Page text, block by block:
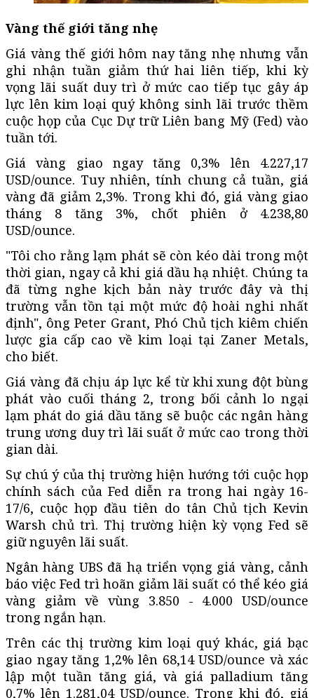
Vàng thế giới tăng nhẹ
Giá vàng thế giới hôm nay tăng nhẹ nhưng vẫn
ghi nhận tuần giảm thứ hai liên tiếp, khi kỳ
vọng lãi suất duy trì ở mức cao tiếp tục gây áp
lực lên kim loại quý không sinh lãi trước thềm
cuộc họp của Cục Dự trữ Liên bang Mỹ (Fed) vào
tuần tới.
Giá vàng giao ngay tăng 0,3% lên 4.227,17
USD/ounce. Tuy nhiên, tính chung cả tuần, giá
vàng đã giảm 2,3%. Trong khi đó, giá vàng giao
tháng 8 tăng 3%, chốt phiên ở 4.238,80
USD/ounce.
"Tôi cho rằng lạm phát sẽ còn kéo dài trong một
thời gian, ngay cả khi giá dầu hạ nhiệt. Chúng ta
đã từng nghe kịch bản này trước đây và thị
trường vẫn tồn tại một mức độ hoài nghi nhất
định", ông Peter Grant, Phó Chủ tịch kiêm chiến
lược gia cấp cao về kim loại tại Zaner Metals,
cho biết.
Giá vàng đã chịu áp lực kể từ khi xung đột bùng
phát vào cuối tháng 2, trong bối cảnh lo ngại
lạm phát do giá dầu tăng sẽ buộc các ngân hàng
trung ương duy trì lãi suất ở mức cao trong thời
gian dài.
Sự chú ý của thị trường hiện hướng tới cuộc họp
chính sách của Fed diễn ra trong hai ngày 16-
17/6, cuộc họp đầu tiên do tân Chủ tịch Kevin
Warsh chủ trì. Thị trường hiện kỳ vọng Fed sẽ
giữ nguyên lãi suất.
Ngân hàng UBS đã hạ triển vọng giá vàng, cảnh
báo việc Fed trì hoãn giảm lãi suất có thể kéo giá
vàng giảm về vùng 3.850 - 4.000 USD/ounce
trong ngắn hạn.
Trên các thị trường kim loại quý khác, giá bạc
giao ngay tăng 1,2% lên 68,14 USD/ounce và xác
lập một tuần tăng giá, và giá palladium tăng
0,7% lên 1.281,04 USD/ounce. Trong khi đó, giá